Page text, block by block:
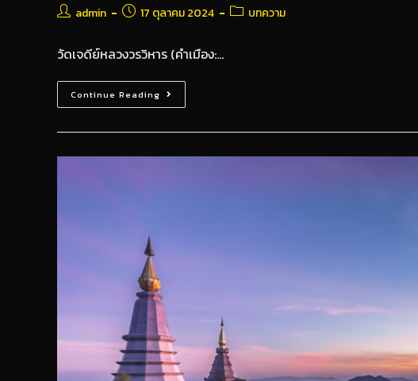
admin 17 ตุลาคม 2024 บทความ
วัดเจดีย์หลวงวรวิหาร (คำเมือง:…
Continue Reading